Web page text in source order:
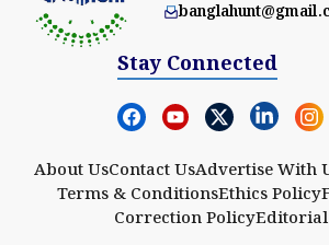
Stay Connected
About UsContact UsAdvertise With
Terms & ConditionsEthics Policy
Correction Policy